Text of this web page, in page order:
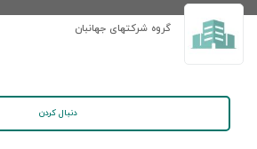
گروه شرکتهای جهانبان
دنبال کردن